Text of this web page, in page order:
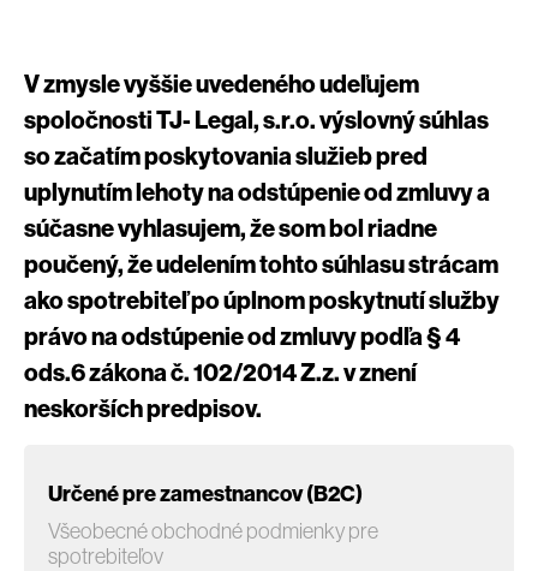
V zmysle vyššie uvedeného udeľujem
spoločnosti TJ- Legal, s.r.o. výslovný súhlas
so začatím poskytovania služieb pred
uplynutím lehoty na odstúpenie od zmluvy a
súčasne vyhlasujem, že som bol riadne
poučený, že udelením tohto súhlasu strácam
ako spotrebiteľ po úplnom poskytnutí služby
právo na odstúpenie od zmluvy podľa § 4
ods.6 zákona č. 102/2014 Z.z. v znení
neskorších predpisov.
Určené pre zamestnancov (B2C)
Všeobecné obchodné podmienky pre
spotrebiteľov